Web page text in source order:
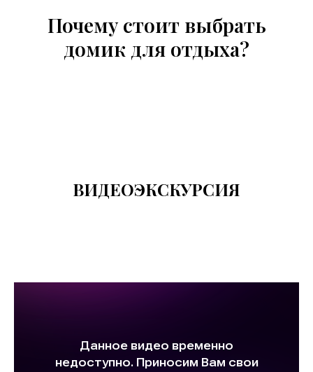
Почему стоит выбрать
домик для отдыха?
ВИДЕОЭКСКУРСИЯ